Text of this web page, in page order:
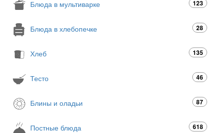
Блюда в мультиварке 123
Блюда в хлебопечке 28
Хлеб 135
Тесто 46
Блины и оладьи 87
Постные блюда 618